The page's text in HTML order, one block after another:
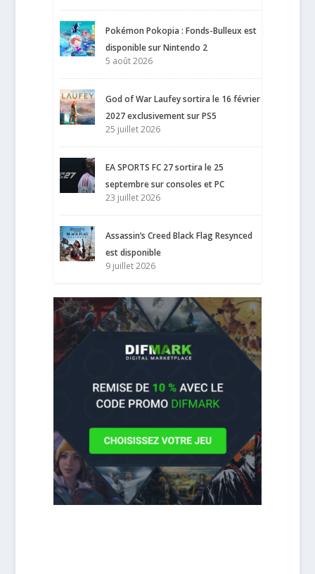
Pokémon Pokopia : Fonds-Bulleux est
disponible sur Nintendo 2
5 août 2026
God of War Laufey sortira le 16 février
2027 exclusivement sur PS5
25 juillet 2026
EA SPORTS FC 27 sortira le 25
septembre sur consoles et PC
23 juillet 2026
Assassin’s Creed Black Flag Resynced
est disponible
9 juillet 2026